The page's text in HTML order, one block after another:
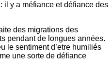
il y a méfiance et défiance des
des migrations des
pendant de longues années.
le sentiment d’etre humiliés
une sorte de défiance